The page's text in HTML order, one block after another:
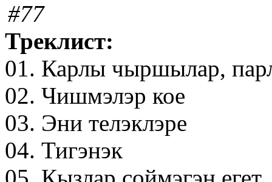
#77
Треклист:
01. Карлы чыршылар,
02. Чишмэлэр кое
03. Эни телэклэре
04. Тигэнэк